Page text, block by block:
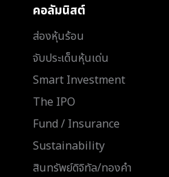
คอลัมนิสต์
ส่องหุ้นร้อน
จับประเด็นหุ้นเด่น
Smart Investment
The IPO
Fund / Insurance
Sustainability
สินทรัพย์ดิจิทัล/ทองคำ